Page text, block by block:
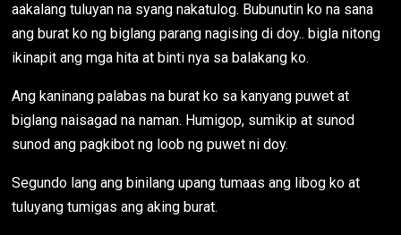
aakalang tuluyan na syang nakatulog. Bubunutin ko na sana
ang burat ko ng biglang parang nagising di doy.. bigla nitong
ikinapit ang mga hita at binti nya sa balakang ko.
Ang kaninang palabas na burat ko sa kanyang puwet at
biglang naisagad na naman. Humigop, sumikip at sunod
sunod ang pagkibot ng loob ng puwet ni doy.
Segundo lang ang binilang upang tumaas ang libog ko at
tuluyang tumigas ang aking burat.